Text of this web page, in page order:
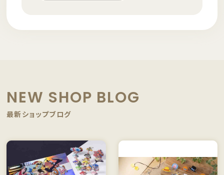
NEW SHOP BLOG
最新ショップブログ